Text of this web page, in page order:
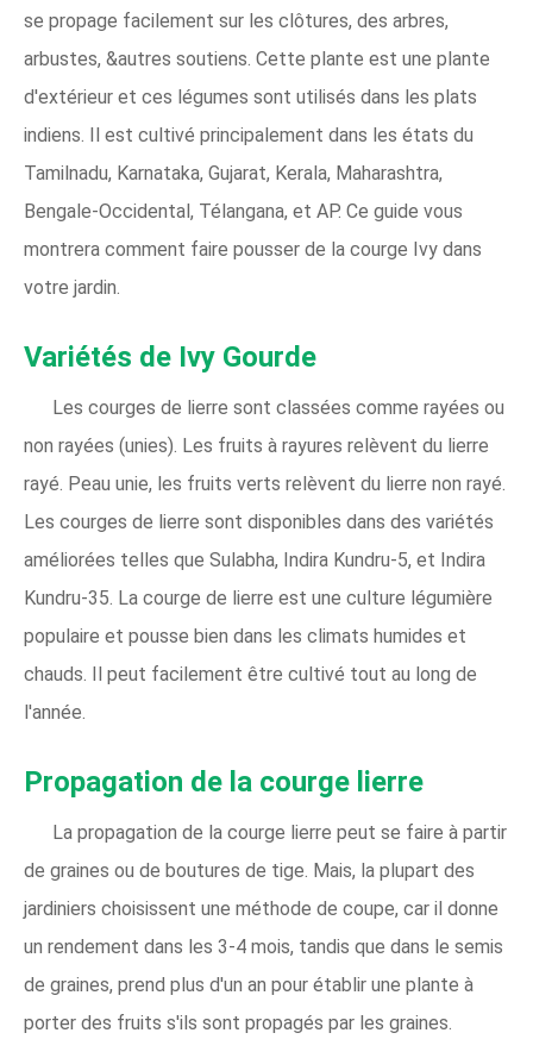
se propage facilement sur les clôtures, des arbres,
arbustes, &autres soutiens. Cette plante est une plante
d'extérieur et ces légumes sont utilisés dans les plats
indiens. Il est cultivé principalement dans les états du
Tamilnadu, Karnataka, Gujarat, Kerala, Maharashtra,
Bengale-Occidental, Télangana, et AP. Ce guide vous
montrera comment faire pousser de la courge Ivy dans
votre jardin.
Variétés de Ivy Gourde
Les courges de lierre sont classées comme rayées ou
non rayées (unies). Les fruits à rayures relèvent du lierre
rayé. Peau unie, les fruits verts relèvent du lierre non rayé.
Les courges de lierre sont disponibles dans des variétés
améliorées telles que Sulabha, Indira Kundru-5, et Indira
Kundru-35. La courge de lierre est une culture légumière
populaire et pousse bien dans les climats humides et
chauds. Il peut facilement être cultivé tout au long de
l'année.
Propagation de la courge lierre
La propagation de la courge lierre peut se faire à partir
de graines ou de boutures de tige. Mais, la plupart des
jardiniers choisissent une méthode de coupe, car il donne
un rendement dans les 3-4 mois, tandis que dans le semis
de graines, prend plus d'un an pour établir une plante à
porter des fruits s'ils sont propagés par les graines.